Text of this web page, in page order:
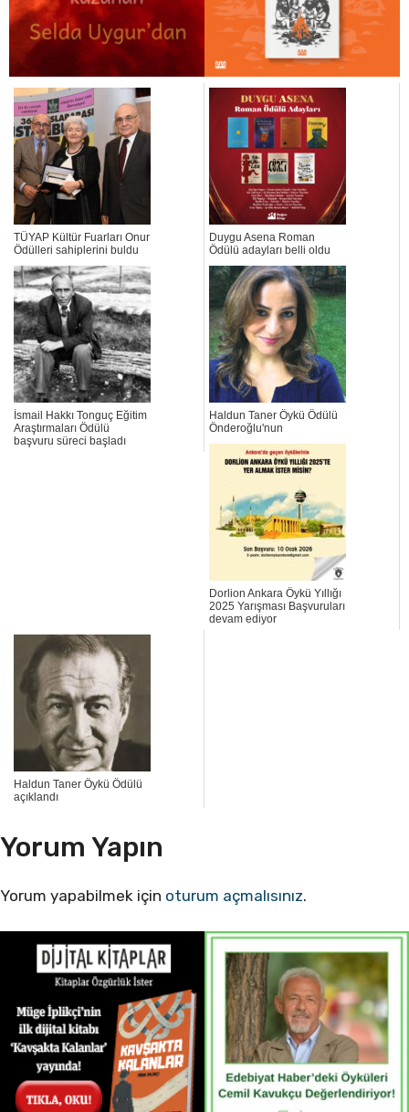
TÜYAP Kültür Fuarları Onur
Ödülleri sahiplerini buldu
Duygu Asena Roman
Ödülü adayları belli oldu
İsmail Hakkı Tonguç Eğitim
Araştırmaları Ödülü
başvuru süreci başladı
Haldun Taner Öykü Ödülü
Önderoğlu'nun
Dorlion Ankara Öykü Yıllığı
2025 Yarışması Başvuruları
devam ediyor
Haldun Taner Öykü Ödülü
açıklandı
Yorum Yapın
Yorum yapabilmek için oturum açmalısınız.